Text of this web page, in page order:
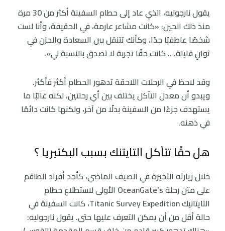
يقول نارجوليه، الذي عاد إلى حطام السفينة أكثر من 30 مرة
منذ ذلك الحين: «كانت مشاعر عارمة، في الحقيقة، وأنا لست
شخصًا عاطفيًا جدًا، وكأنك تتنقل بين السعادة والحزن في
ثوانٍ قليلة. .. كانت حقًا تجربة لا تصدق بالنسبة لي».
وقد لاحظ في الرحلات اللاحقة تدهور الحطام أكثر فأكثر.
ويبدو أن معدل التآكل يختلف بين أي رحلتين، لكنه غالبًا ما
يستهدف جزءًا من السفينة بدلًا من آخر، ولكنها كانت دائمًا
في ذهنه.
هل حقًا تتآكل التايتنك بسبب البكتيريا ؟
خلال زيارته الأخيرة في الصيف الماضي، كأحد أفراد الطاقم
على متن رحلة OceanGate’s الأولى لاستطلاع حطام
التايتانيك Titanic Survey Expedition، كانت السفينة في
حالة أقل من أن يمكن التعرف عليها حتى. يقول نارجوليه: